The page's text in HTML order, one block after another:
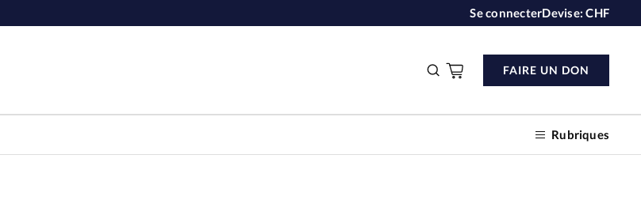
Se connecterDevise:CHF
Rubriques
FAIRE UN DON